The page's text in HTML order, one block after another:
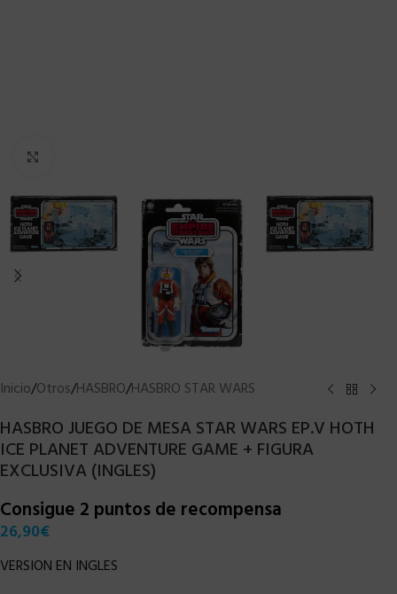
Inicio/Otros/HASBRO/HASBRO STAR WARS
HASBRO JUEGO DE MESA STAR WARS EP.V HOTH
ICE PLANET ADVENTURE GAME + FIGURA
EXCLUSIVA (INGLES)
Consigue 2 puntos de recompensa
26,90€
VERSION EN INGLES